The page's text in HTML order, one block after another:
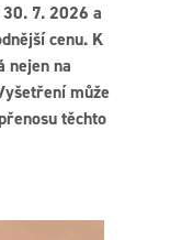
7. 2026 a
cenu. K
nejen na
může
těchto